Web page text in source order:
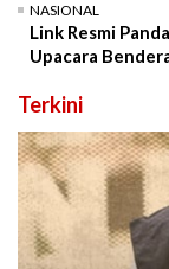
NASIONAL
Link Resmi
Upacara
Terkini